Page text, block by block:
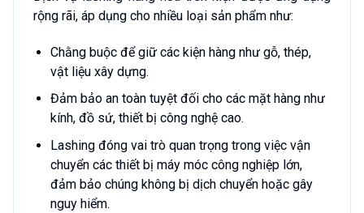
rộng rãi, áp dụng cho nhiều loại sản phẩm như:
Chằng buộc để giữ các kiện hàng như gỗ, thép,
vật liệu xây dựng.
Đảm bảo an toàn tuyệt đối cho các mặt hàng như
kính, đồ sứ, thiết bị công nghệ cao.
Lashing đóng vai trò quan trọng trong việc vận
chuyển các thiết bị máy móc công nghiệp lớn,
đảm bảo chúng không bị dịch chuyển hoặc gây
nguy hiểm.